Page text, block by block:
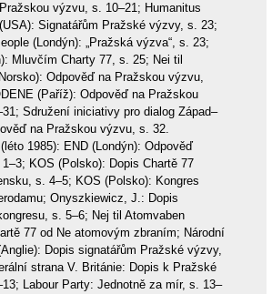
výzvu, s. 10–21; Humanitus
Signatářům Pražské výzvy, s. 23;
(Londýn): „Pražská výzva“, s. 23;
Mluvčím Charty 77, s. 25; Nei til
Odpověď na Pražskou výzvu,
(Paříž): Odpověď na Pražskou
Sdružení iniciativy pro dialog Západ–
na Pražskou výzvu, s. 32.
1985): END (Londýn): Odpověď
KOS (Polsko): Dopis Chartě 77
s. 4–5; KOS (Polsko): Kongres
Onyszkiewicz, J.: Dopis
s. 5–6; Nej til Atomvaben
77 od Ne atomovým zbraním; Národní
Dopis signatářům Pražské výzvy,
strana V. Británie: Dopis k Pražské
Labour Party: Jednotně za mír, s. 13–